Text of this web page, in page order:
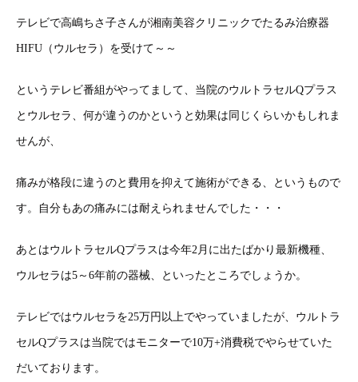
テレビで高嶋ちさ子さんが湘南美容クリニックでたるみ治療器
HIFU（ウルセラ）を受けて～～
というテレビ番組がやってまして、当院のウルトラセルQプラス
とウルセラ、何が違うのかというと効果は同じくらいかもしれま
せんが、
痛みが格段に違うのと費用を抑えて施術ができる、というもので
す。自分もあの痛みには耐えられませんでした・・・
あとはウルトラセルQプラスは今年2月に出たばかり最新機種、
ウルセラは5～6年前の器械、といったところでしょうか。
テレビではウルセラを25万円以上でやっていましたが、ウルトラ
セルQプラスは当院ではモニターで10万+消費税でやらせていた
だいております。